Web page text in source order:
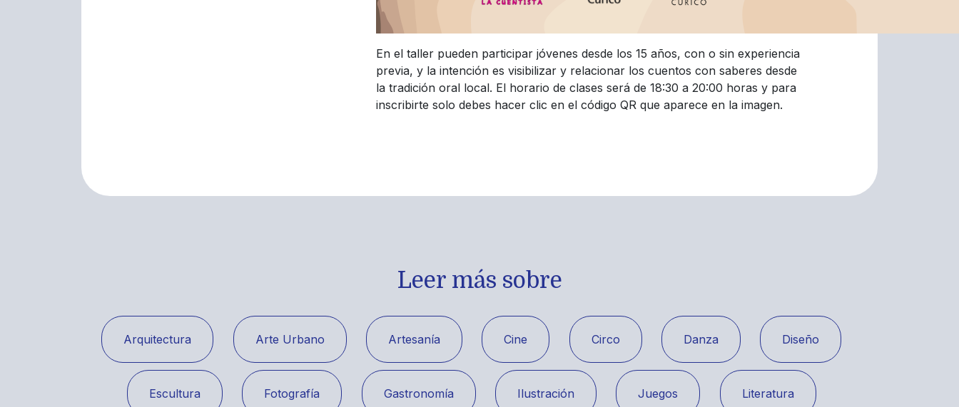
En el taller pueden participar jóvenes desde los 15 años, con o sin experiencia
previa, y la intención es visibilizar y relacionar los cuentos con saberes desde
la tradición oral local. El horario de clases será de 18:30 a 20:00 horas y para
inscribirte solo debes hacer clic en el código QR que aparece en la imagen.
Leer más sobre
Arquitectura Arte Urbano Artesanía Cine Circo Danza Diseño
Escultura Fotografía Gastronomía Ilustración Juegos Literatura